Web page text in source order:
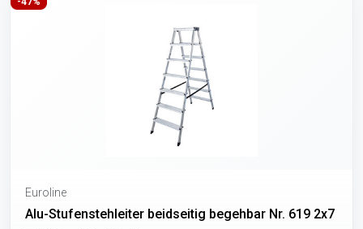
Euroline
Alu-Stufenstehleiter beidseitig begehbar Nr. 619 2x7